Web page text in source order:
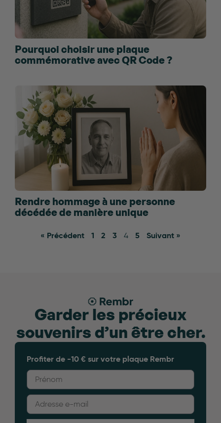
Pourquoi choisir une plaque
commémorative avec QR Code ?
Rendre hommage à une personne
décédée de manière unique
« Précédent 1 2 3 4 5 Suivant »
Garder les précieux
souvenirs d’un être cher.
Profiter de -10 € sur votre plaque Rembr